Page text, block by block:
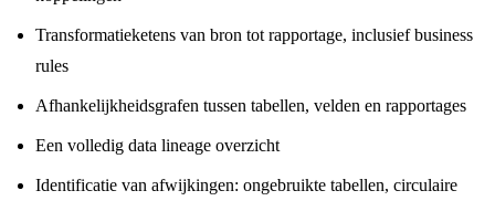
Transformatieketens van bron tot rapportage, inclusief business
rules
Afhankelijkheidsgrafen tussen tabellen, velden en rapportages
Een volledig data lineage overzicht
Identificatie van afwijkingen: ongebruikte tabellen, circulaire